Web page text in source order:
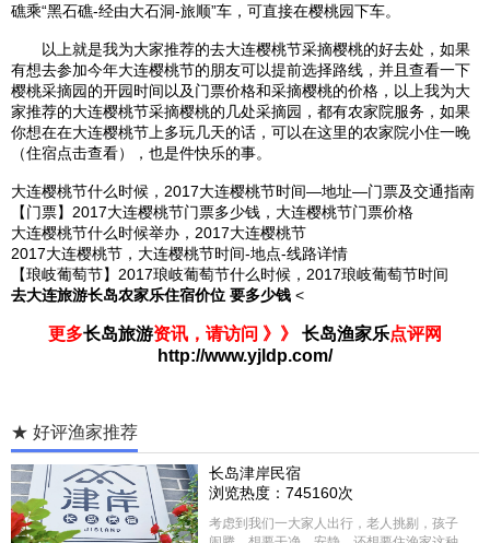
礁乘“黑石礁-经由大石洞-旅顺”车，可直接在樱桃园下车。
以上就是我为大家推荐的去大连樱桃节采摘樱桃的好去处，如果
有想去参加今年大连樱桃节的朋友可以提前选择路线，并且查看一下
樱桃采摘园的开园时间以及门票价格和采摘樱桃的价格，以上我为大
家推荐的大连樱桃节采摘樱桃的几处采摘园，都有农家院服务，如果
你想在在大连樱桃节上多玩几天的话，可以在这里的农家院小住一晚
（住宿点击查看），也是件快乐的事。
大连樱桃节什么时候，2017大连樱桃节时间—地址—门票及交通指南
【门票】2017大连樱桃节门票多少钱，大连樱桃节门票价格
大连樱桃节什么时候举办，2017大连樱桃节
2017大连樱桃节，大连樱桃节时间-地点-线路详情
【琅岐葡萄节】2017琅岐葡萄节什么时候，2017琅岐葡萄节时间
去大连旅游长岛农家乐住宿价位 要多少钱 <
更多长岛旅游资讯，请访问 》》 长岛渔家乐点评网
http://www.yjldp.com/
★ 好评渔家推荐
长岛津岸民宿
浏览热度：745160次
考虑到我们一大家人出行，老人挑剔，孩子